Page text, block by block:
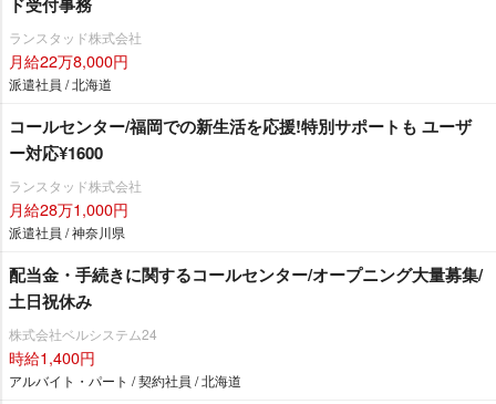
ランスタッド株式会社
月給22万8,000円
派遣社員 / 北海道
コールセンター/福岡での新生活を応援!特別サポートも ユーザ
ー対応¥1600
ランスタッド株式会社
月給28万1,000円
派遣社員 / 神奈川県
配当金・手続きに関するコールセンター/オープニング大量募集/
土日祝休み
株式会社ベルシステム24
時給1,400円
アルバイト・パート / 契約社員 / 北海道